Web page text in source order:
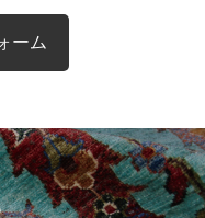
ーム